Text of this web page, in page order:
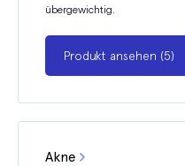
übergewichtig.
Produkt ansehen (5)
Akne